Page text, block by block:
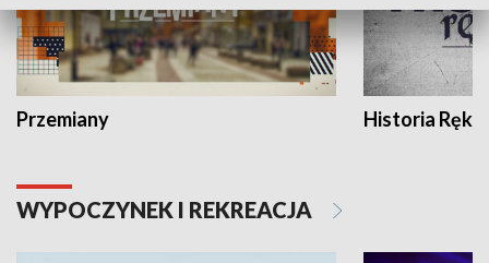
Przemiany Historia Ręką
WYPOCZYNEK I REKREACJA